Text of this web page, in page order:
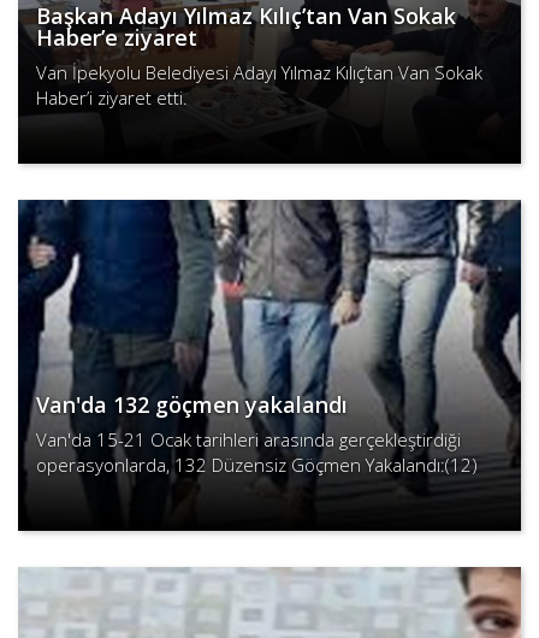
Başkan Adayı Yılmaz Kılıç’tan Van Sokak
Haber’e ziyaret
Van İpekyolu Belediyesi Adayı Yılmaz Kılıç’tan Van Sokak
Haber’i ziyaret etti.
Van'da 132 göçmen yakalandı
Van'da 15-21 Ocak tarihleri arasında gerçekleştirdiği
operasyonlarda, 132 Düzensiz Göçmen Yakalandı:(12)
organizatöre yasal işlem uyguladı.